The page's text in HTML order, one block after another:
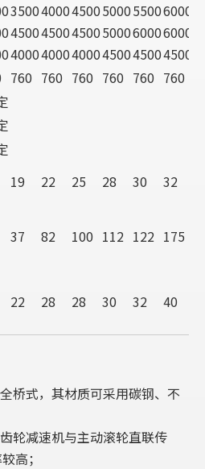
350040004500500055006000
450045004500500060006000
400040004000450045004500
760 760 760 760 760 760
19 22 25 28 30
32
37 82 100 112 122 175
22 28 28 30 32 40
桥式，其材质可采用碳钢、不
轮减速机与主动滚轮直联传
高；